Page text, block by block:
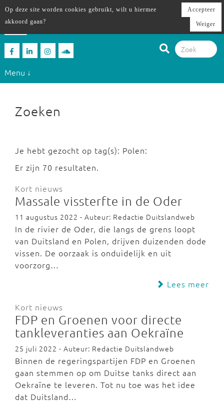
Menu ↓
Zoeken
Je hebt gezocht op tag(s): Polen:
Er zijn 70 resultaten.
Kort nieuws
Massale vissterfte in de Oder
11 augustus 2022 - Auteur: Redactie Duitslandweb
In de rivier de Oder, die langs de grens loopt
van Duitsland en Polen, drijven duizenden dode
vissen. De oorzaak is onduidelijk en uit
voorzorg…
Lees meer
Kort nieuws
FDP en Groenen voor directe
tankleveranties aan Oekraïne
25 juli 2022 - Auteur: Redactie Duitslandweb
Binnen de regeringspartijen FDP en Groenen
gaan stemmen op om Duitse tanks direct aan
Oekraïne te leveren. Tot nu toe was het idee
dat Duitsland…
Op deze site worden cookies gebruikt, wilt u hiermee
akkoord gaan?
Accepteer
Weiger